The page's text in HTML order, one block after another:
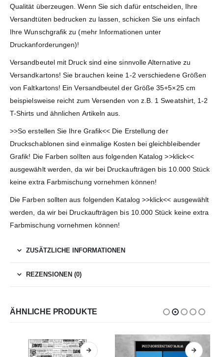
Qualität überzeugen. Wenn Sie sich dafür entscheiden, Ihre
Versandtüten bedrucken zu lassen, schicken Sie uns einfach
Ihre Wunschgrafik zu (mehr Informationen unter
Druckanforderungen)!
Versandbeutel mit Druck sind eine sinnvolle Alternative zu
Versandkartons! Sie brauchen keine 1-2 verschiedene Größen
von Faltkartons! Ein Versandbeutel der Größe 35+5×25 cm
beispielsweise reicht zum Versenden von z.B. 1 Sweatshirt, 1-2
T-Shirts und ähnlichen Artikeln aus.
>>So erstellen Sie Ihre Grafik<< Die Erstellung der
Druckschablonen sind einmalige Kosten bei gleichbleibender
Grafik! Die Farben sollten aus folgenden Katalog >>klick<<
ausgewählt werden, da wir bei Druckaufträgen bis 10.000 Stück
keine extra Farbmischung vornehmen können!
Die Farben sollten aus folgenden Katalog >>klick<< ausgewählt
werden, da wir bei Druckaufträgen bis 10.000 Stück keine extra
Farbmischung vornehmen können!
ZUSÄTZLICHE INFORMATIONEN
REZENSIONEN (0)
ÄHNLICHE PRODUKTE